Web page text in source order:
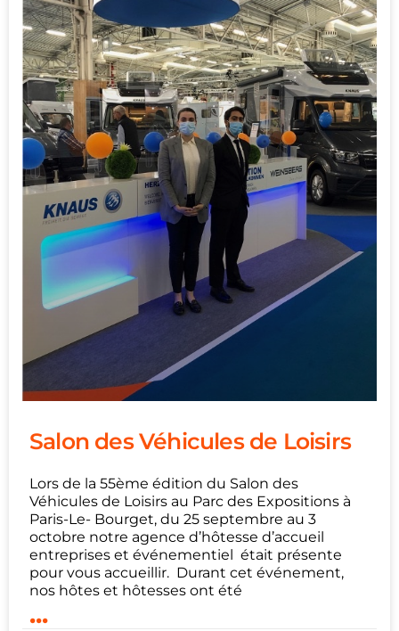
Salon des Véhicules de Loisirs
Lors de la 55ème édition du Salon des
Véhicules de Loisirs au Parc des Expositions à
Paris-Le- Bourget, du 25 septembre au 3
octobre notre agence d’hôtesse d’accueil
entreprises et événementiel était présente
pour vous accueillir. Durant cet événement,
nos hôtes et hôtesses ont été
...